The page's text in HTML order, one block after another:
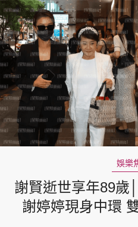
娛樂
謝賢逝世享年89歲
謝婷婷現身中環